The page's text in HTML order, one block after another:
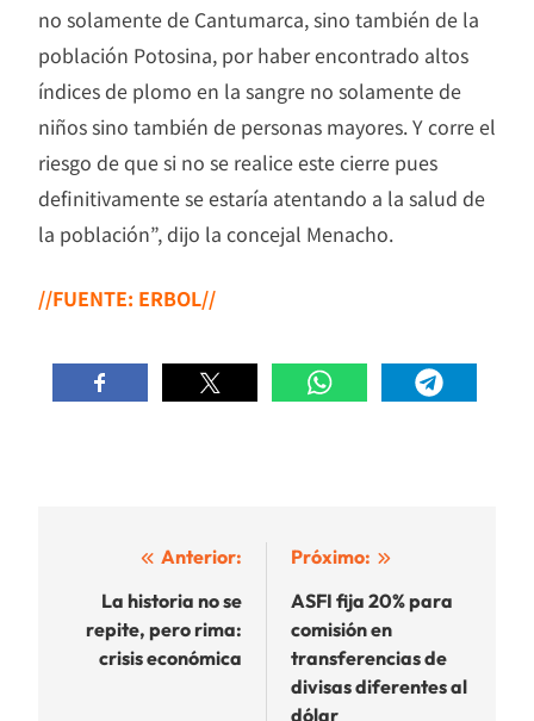
no solamente de Cantumarca, sino también de la
población Potosina, por haber encontrado altos
índices de plomo en la sangre no solamente de
niños sino también de personas mayores. Y corre el
riesgo de que si no se realice este cierre pues
definitivamente se estaría atentando a la salud de
la población”, dijo la concejal Menacho.
//FUENTE: ERBOL//
Navegación
entradas
Anterior:
La historia no se
repite, pero rima:
crisis económica
Próximo:
ASFI fija 20% para
comisión en
transferencias de
divisas diferentes al
dólar